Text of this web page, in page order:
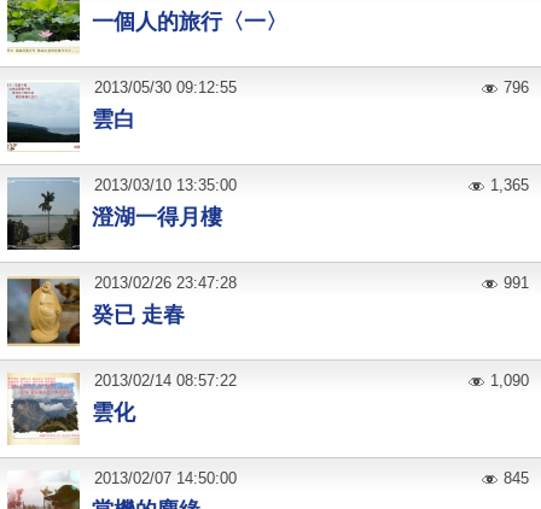
一個人的旅行〈一〉
雲白
2013/05/30 09:12:55 796
澄湖一得月樓
2013/03/10 13:35:00 1,365
癸已 走春
2013/02/26 23:47:28 991
雲化
2013/02/14 08:57:22 1,090
2013/02/07 14:50:00 845